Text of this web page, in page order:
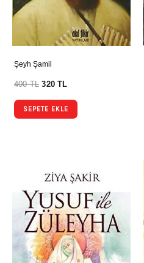
Şeyh Şamil
400TL 320TL
SEPETE EKLE